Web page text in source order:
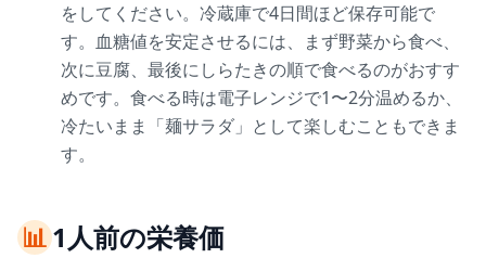
をしてください。冷蔵庫で4日間ほど保存可能で
す。血糖値を安定させるには、まず野菜から食べ、
次に豆腐、最後にしらたきの順で食べるのがおすす
めです。食べる時は電子レンジで1〜2分温めるか、
冷たいまま「麺サラダ」として楽しむこともできま
す。
📊1人前の栄養価